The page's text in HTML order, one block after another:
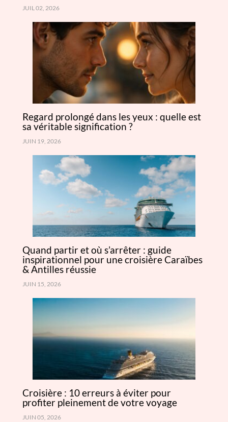
JUIL 02, 2026
Regard prolongé dans les yeux : quelle est
sa véritable signification ?
JUIN 19, 2026
Quand partir et où s’arrêter : guide
inspirationnel pour une croisière Caraïbes
& Antilles réussie
JUIN 15, 2026
Croisière : 10 erreurs à éviter pour
profiter pleinement de votre voyage
JUIN 05, 2026